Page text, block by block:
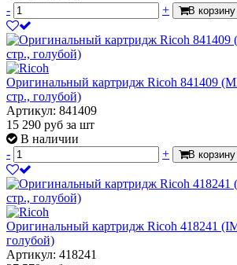
-
+ В корзину
Оригинальный картридж Ricoh 841409
стр., голубой)
Артикул: 841409
15 290 руб за шт
В наличии
-
+ В корзину
Оригинальный картридж Ricoh 418241
голубой)
Артикул: 418241